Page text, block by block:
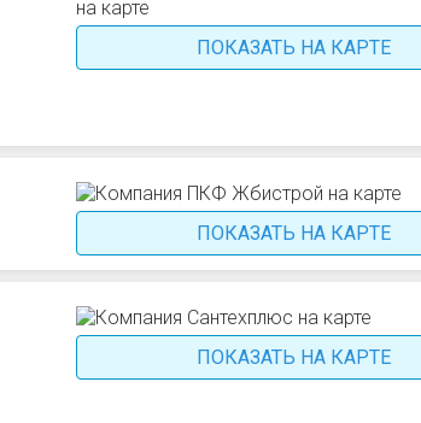
ПОКАЗАТЬ НА КАРТЕ
ПОКАЗАТЬ НА КАРТЕ
ПОКАЗАТЬ НА КАРТЕ